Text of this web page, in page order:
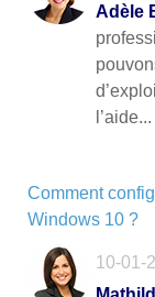
Adèle
l’aide...
Comment
Windows 10 ?
10-01-